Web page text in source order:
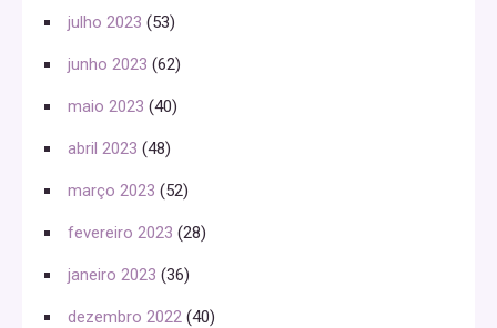
julho 2023 (53)
junho 2023 (62)
maio 2023 (40)
abril 2023 (48)
março 2023 (52)
fevereiro 2023 (28)
janeiro 2023 (36)
dezembro 2022 (40)